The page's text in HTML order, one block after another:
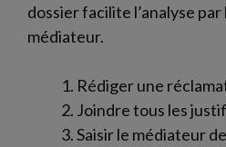
dossier facilite l’analyse par
médiateur.
Rédiger une
Joindre tous les
Saisir le médiateur